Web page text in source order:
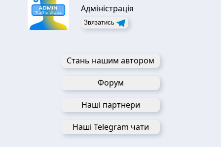
Адміністрація
Звязатись
Стань нашим автором
Форум
Наші партнери
Наші Telegram чати